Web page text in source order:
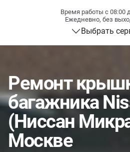
Время работы с 08:00
Ежедневно, без
Выбрать
Ремонт
багажника
(Ниссан
Москве